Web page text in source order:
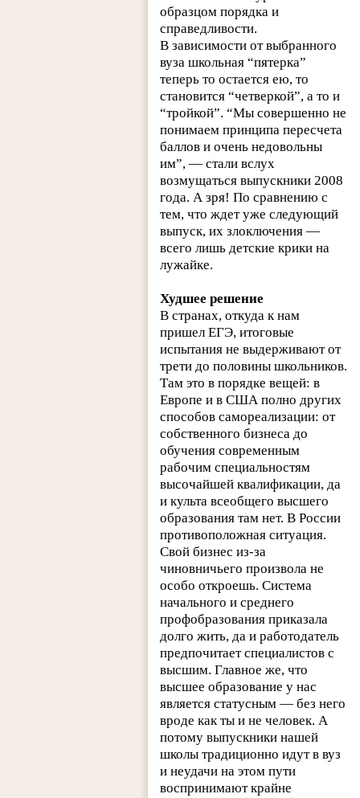
образцом порядка и
справедливости.
В зависимости от выбранного
вуза школьная “пятерка”
теперь то остается ею, то
становится “четверкой”, а то и
“тройкой”. “Мы совершенно не
понимаем принципа пересчета
баллов и очень недовольны
им”, — стали вслух
возмущаться выпускники 2008
года. А зря! По сравнению с
тем, что ждет уже следующий
выпуск, их злоключения —
всего лишь детские крики на
лужайке.
Худшее решение
В странах, откуда к нам
пришел ЕГЭ, итоговые
испытания не выдерживают от
трети до половины школьников.
Там это в порядке вещей: в
Европе и в США полно других
способов самореализации: от
собственного бизнеса до
обучения современным
рабочим специальностям
высочайшей квалификации, да
и культа всеобщего высшего
образования там нет. В России
противоположная ситуация.
Свой бизнес из-за
чиновничьего произвола не
особо откроешь. Система
начального и среднего
профобразования приказала
долго жить, да и работодатель
предпочитает специалистов с
высшим. Главное же, что
высшее образование у нас
является статусным — без него
вроде как ты и не человек. А
потому выпускники нашей
школы традиционно идут в вуз
и неудачи на этом пути
воспринимают крайне